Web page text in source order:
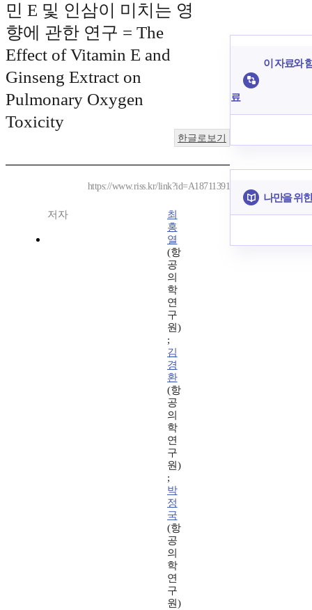
민 E 및 인삼이 미치는 영
향에 관한 연구 = The
Effect of Vitamin E and
Ginseng Extract on
Pulmonary Oxygen
Toxicity
한글로보기
https://www.riss.kr/link?id=A18711391
저자
최
홍
열
(항
공
의
학
연
구
원)
;
김
경
환
(항
공
의
학
연
구
원)
;
박
정
국
(항
공
의
학
연
구
원)
이 자료와
료
나만을 위